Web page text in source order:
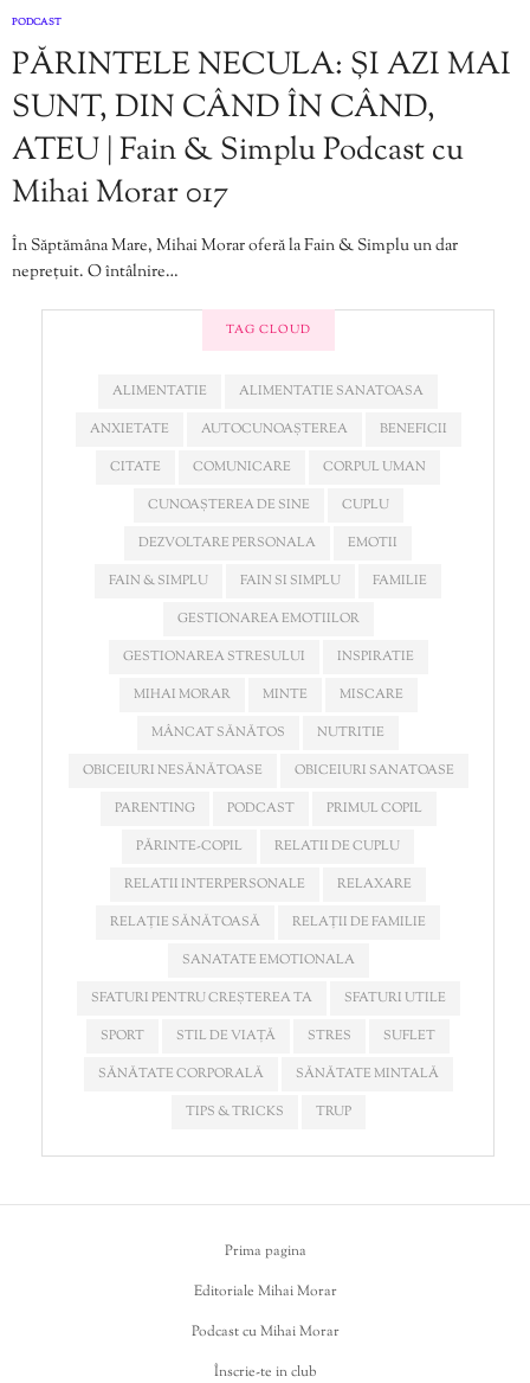
PODCAST
PĂRINTELE NECULA: ȘI AZI MAI
SUNT, DIN CÂND ÎN CÂND,
ATEU | Fain & Simplu Podcast cu
Mihai Morar 017
În Săptămâna Mare, Mihai Morar oferă la Fain & Simplu un dar
neprețuit. O întâlnire…
TAG CLOUD
ALIMENTATIE
ALIMENTATIE SANATOASA
ANXIETATE
AUTOCUNOAȘTEREA
BENEFICII
CITATE
COMUNICARE
CORPUL UMAN
CUNOAȘTEREA DE SINE
CUPLU
DEZVOLTARE PERSONALA
EMOTII
FAIN & SIMPLU
FAIN SI SIMPLU
FAMILIE
GESTIONAREA EMOTIILOR
GESTIONAREA STRESULUI
INSPIRATIE
MIHAI MORAR
MINTE
MISCARE
MÂNCAT SĂNĂTOS
NUTRITIE
OBICEIURI NESĂNĂTOASE
OBICEIURI SANATOASE
PARENTING
PODCAST
PRIMUL COPIL
PĂRINTE-COPIL
RELATII DE CUPLU
RELATII INTERPERSONALE
RELAXARE
RELAȚIE SĂNĂTOASĂ
RELAȚII DE FAMILIE
SANATATE EMOTIONALA
SFATURI PENTRU CREȘTEREA TA
SFATURI UTILE
SPORT
STIL DE VIAȚĂ STRES
SUFLET
SĂNĂTATE CORPORALĂ
SĂNĂTATE MINTALĂ
TIPS & TRICKS
TRUP
Prima pagina
Editoriale Mihai Morar
Podcast cu Mihai Morar
Înscrie-te in club